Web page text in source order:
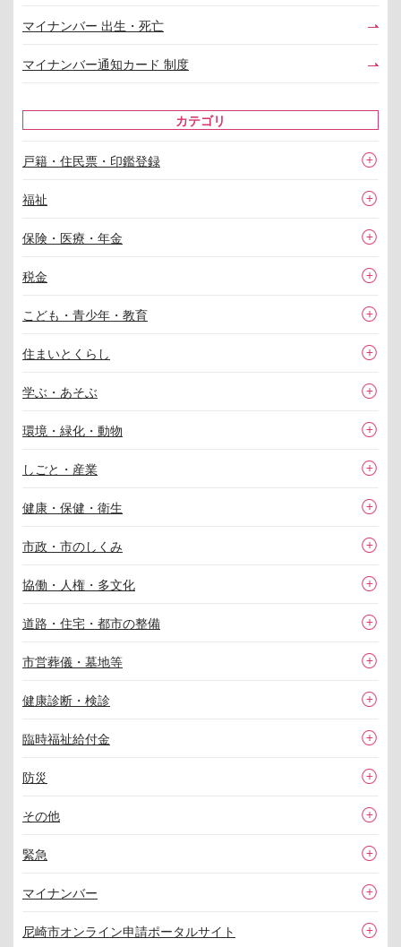
マイナンバー 出生・死亡
マイナンバー通知カード 制度
カテゴリ
戸籍・住民票・印鑑登録
福祉
保険・医療・年金
税金
こども・青少年・教育
住まいとくらし
学ぶ・あそぶ
環境・緑化・動物
しごと・産業
健康・保健・衛生
市政・市のしくみ
協働・人権・多文化
道路・住宅・都市の整備
市営葬儀・墓地等
健康診断・検診
臨時福祉給付金
防災
その他
緊急
マイナンバー
尼崎市オンライン申請ポータルサイト